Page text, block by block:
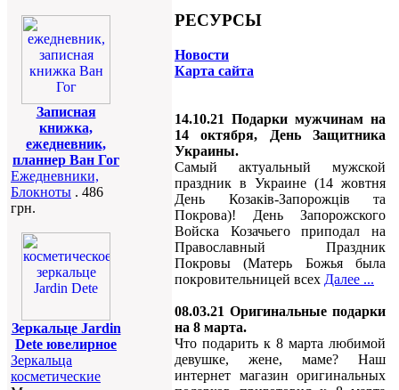
Записная
книжка,
ежедневник,
планнер Ван Гог
Ежедневники,
Блокноты . 486
грн.
Зеркальце Jardin
Dete ювелирное
Зеркальца
косметические
РЕСУРСЫ
Новости
Карта сайта
14.10.21 Подарки мужчинам на
14 октября, День Защитника
Украины.
Самый актуальный мужской
праздник в Украине (14 жовтня
День Козаків-Запорожців та
Покрова)! День Запорожского
Войска Козачьего приподал на
Православный Праздник
Покровы (Матерь Божья была
покровительницей всех Далее ...
08.03.21 Оригинальные подарки
на 8 марта.
Что подарить к 8 марта любимой
девушке, жене, маме? Наш
интернет магазин оригинальных